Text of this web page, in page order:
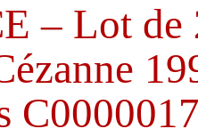
– Lot de